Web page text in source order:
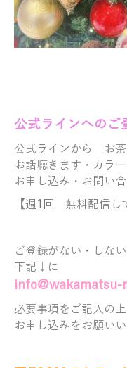
公式ラ イ ンへのご
公式ラインから
お
お話聴きます・ カラ
お申し込み・お問い
【週1回 無料配信し
ご登録がない・しな
下記↓に
info@wakamatsu-
必要事項をご記入の上
お申し込みをお願い